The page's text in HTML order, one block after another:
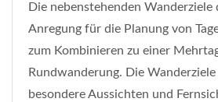
Die nebenstehenden Wanderziele
Anregung für die Planung von
zum Kombinieren zu einer
Rundwanderung. Die
besondere Aussichten und